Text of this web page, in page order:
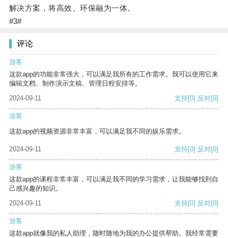
解决方案，将高效、环保融为一体。
#3#
评论
游客
这款app的功能非常强大，可以满足我所有的工作需求。我可以使用它来
编辑文档、制作演示文稿、管理日程安排等。
2024-09-11
支持[0] 反对[0]
游客
这款app的视频资源非常丰富，可以满足我不同的娱乐需求。
2024-09-11 支持[0] 反对[0]
游客
这款app的课程非常丰富，可以满足我不同的学习需求，让我能够找到自
己感兴趣的知识。
2024-09-11
支持[0] 反对[0]
游客
这款app就像我的私人助理，随时随地为我的办公提供帮助。我经常需要